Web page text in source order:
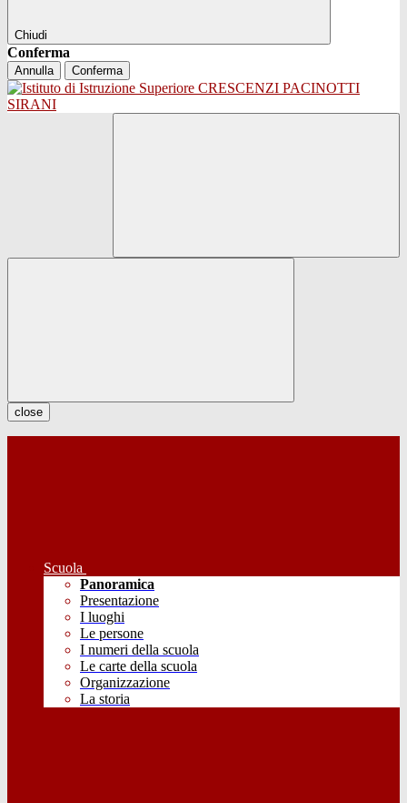
Chiudi
Conferma
Annulla Conferma
close
Scuola
Panoramica
Presentazione
I luoghi
Le persone
I numeri della scuola
Le carte della scuola
Organizzazione
La storia